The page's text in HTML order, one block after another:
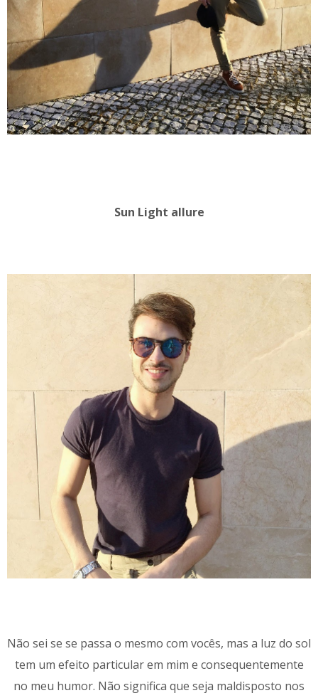
Sun Light allure
Não sei se se passa o mesmo com vocês, mas a luz do sol
tem um efeito particular em mim e consequentemente
no meu humor. Não significa que seja maldisposto nos